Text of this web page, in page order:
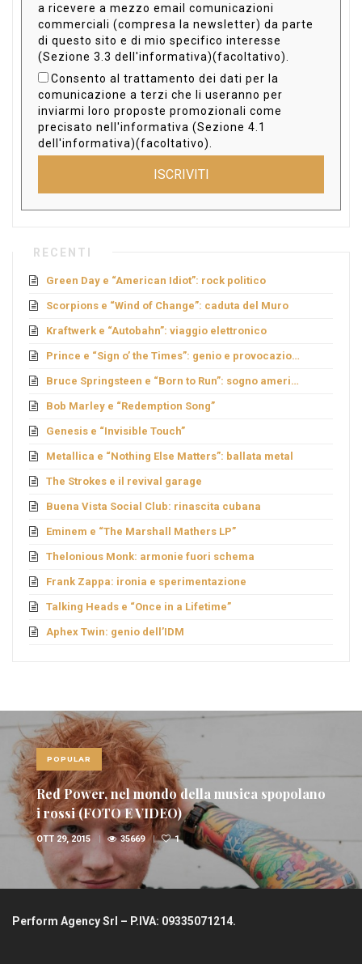
a ricevere a mezzo email comunicazioni
commerciali (compresa la newsletter) da parte
di questo sito e di mio specifico interesse
(Sezione 3.3 dell'informativa)(facoltativo).
Consento al trattamento dei dati per la
comunicazione a terzi che li useranno per
inviarmi loro proposte promozionali come
precisato nell'informativa (Sezione 4.1
dell'informativa)(facoltativo).
ISCRIVITI
RECENTI
Green Day e “American Idiot”: rock politico
Scorpions e “Wind of Change”: caduta del Muro
Kraftwerk e “Autobahn”: viaggio elettronico
Prince e “Sign o’ the Times”: genio e provocazione
Bruce Springsteen e “Born to Run”: sogno americano
Bob Marley e “Redemption Song”
Genesis e “Invisible Touch”
Metallica e “Nothing Else Matters”: ballata metal
The Strokes e il revival garage
Buena Vista Social Club: rinascita cubana
Eminem e “The Marshall Mathers LP”
Thelonious Monk: armonie fuori schema
Frank Zappa: ironia e sperimentazione
Talking Heads e “Once in a Lifetime”
Aphex Twin: genio dell’IDM
POPULAR
Red Power, nel mondo della musica spopolano
i rossi (FOTO E VIDEO)
OTT 29, 2015 35669 1
Perform Agency Srl – P.IVA: 09335071214.